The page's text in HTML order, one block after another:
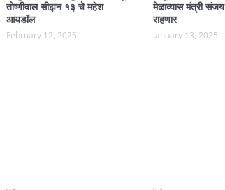
तोष्णीवाल सीझन १३ चे महेश
आयडॉल
February 12, 2025
मेळाव्यास मंत्री
राहणार
January 13, 2025